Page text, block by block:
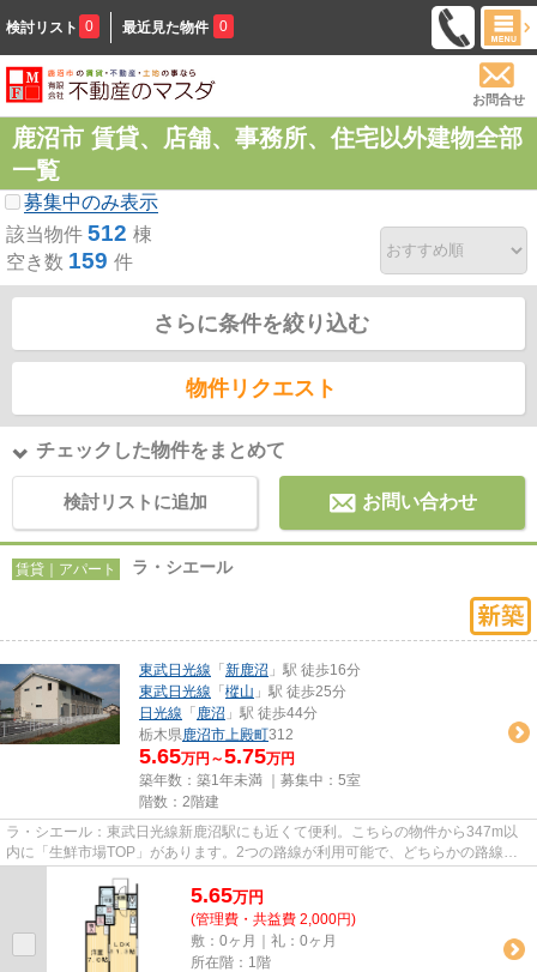
検討リスト 0 最近見た物件 0
お問合せ
鹿沼市 賃貸、店舗、事務所、住宅以外建物全部
一覧
募集中のみ表示
該当物件 512 棟
空き数 159 件
さらに条件を絞り込む
物件リクエスト
チェックした物件をまとめて
検討リストに追加 お問い合わせ
賃貸｜アパート ラ・シエール
東武日光線 「 新鹿沼 」駅 徒歩16分
東武日光線 「 樅山 」駅 徒歩25分
日光線 「 鹿沼 」駅 徒歩44分
栃木県鹿沼市上殿町312
5.65万円～5.75万円
築年数：築1年未満 ｜募集中： 5室
階数：2階建
ラ・シエール：東武日光線新鹿沼駅にも近くて便利。こちらの物件から347m以
内に「生鮮市場TOP」があります。2つの路線が利用可能で、どちらかの路線に
5.65万円
(管理費・共益費 2,000円)
敷：0ヶ月｜礼：0ヶ月
所在階：1階